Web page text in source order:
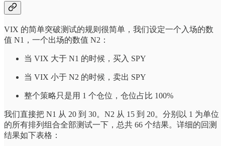
VIX 的简单突破测试的规则很简单，我们设定一个入场的数
值 N1，一个出场的数值 N2：
当 VIX 大于 N1 的时候，买入 SPY
当 VIX 小于 N2 的时候，卖出 SPY
整个策略只是用 1 个仓位，仓位占比 100%
我们直接把 N1 从 20 到 30。N2 从 15 到 20。分别以 1 为单位
的所有排列组合全部测试一下，总共 66 个结果。详细的回测
结果如下表格：